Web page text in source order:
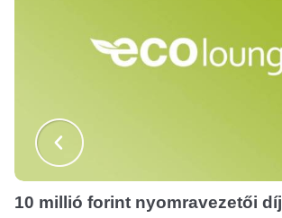
10 millió forint nyomravezetői díj